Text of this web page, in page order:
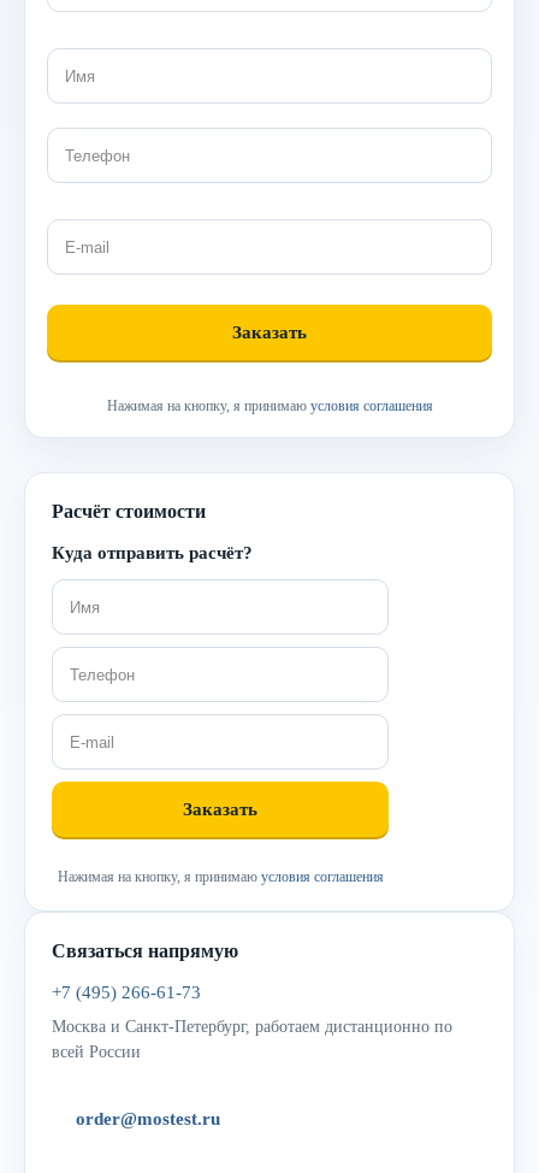
Нажимая на кнопку, я принимаю условия соглашения
Расчёт стоимости
Куда отправить расчёт?
Нажимая на кнопку, я принимаю условия соглашения
Связаться напрямую
+7 (495) 266-61-73
Москва и Санкт-Петербург, работаем дистанционно по
всей России
order@mostest.ru